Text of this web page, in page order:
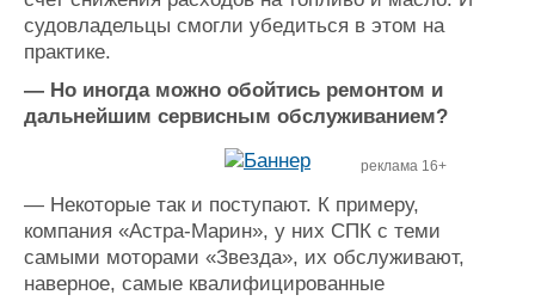
судовладельцы смогли убедиться в этом на
практике.
— Но иногда можно обойтись ремонтом и
дальнейшим сервисным обслуживанием?
реклама 16+
— Некоторые так и поступают. К примеру,
компания «Астра-Марин», у них СПК с теми
самыми моторами «Звезда», их обслуживают,
наверное, самые квалифицированные